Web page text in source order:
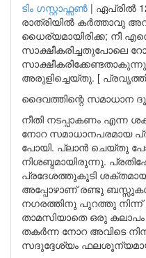
ടിം ഗസ്റ്റാഫ്സണ്‍ | ഏപ്രിൽ
രാത്രിയിൽ കർത്താവു
ധൈര്യമായിരിക്ക; നീ
സാക്ഷീകരിച്ചതുപോലെ
അരുളിച്ചെയ്തു. [
ദൈവത്തിന്റെ സമാധാന
നീതി നടപ്പാകണം എന്ന
നോറ സമാധാനപരമായ
പോയി. പ്ലാൻ ചെയ്തു
നിശബ്ദമായിരുന്നു.
പ്രദേശത്തുകൂടി ശക്തമായ
അപ്പോഴാണ് രണ്ടു
നഗരത്തിനു പുറത്തു
താമസിയാതെ ഒരു കലാപം
തകർന്ന നോറ അവിടെ
സദുദ്ദേശ്യം